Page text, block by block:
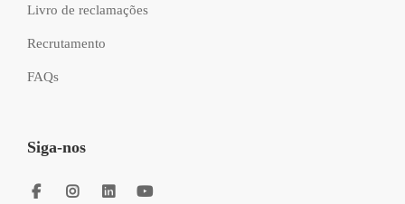
Livro de reclamações
Recrutamento
FAQs
Siga-nos